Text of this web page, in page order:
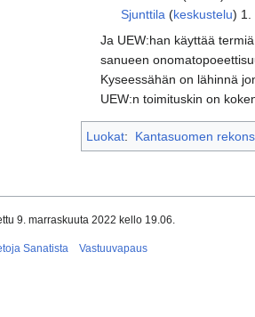
Sjunttila(keskustelu) 1.
Ja UEW:han käyttää
sanueen
Kyseessähän on lähinnä
UEW:n toimituskin on
Luokat: Kantasuomen
9. marraskuuta 2022 kello 19.06.
Sanatista Vastuuvapaus